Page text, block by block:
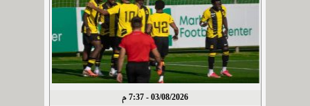
03/08/2026 - 7:37 م